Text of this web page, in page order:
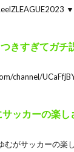
きすぎてガチ
channel/
ッカーの楽
むがサッカーの楽